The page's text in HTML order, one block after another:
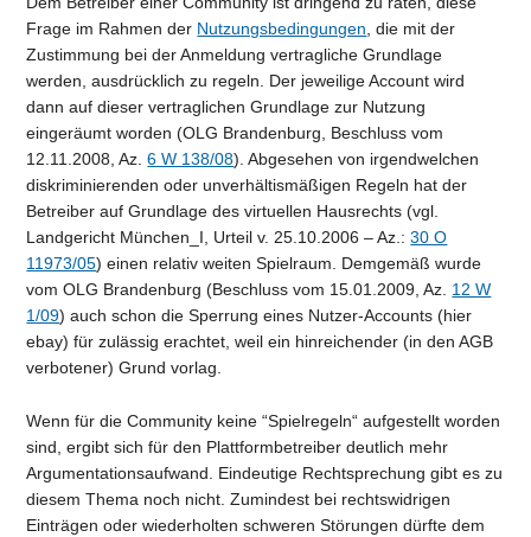
Frage im Rahmen der Nutzungsbedingungen , die mit der
Zustimmung bei der Anmeldung vertragliche Grundlage
werden, ausdrücklich zu regeln. Der jeweilige Account wird
dann auf dieser vertraglichen Grundlage zur Nutzung
eingeräumt worden (OLG Brandenburg, Beschluss vom
12.11.2008, Az.6 W 138/08). Abgesehen von irgendwelchen
diskriminierenden oder unverhältismäßigen Regeln hat der
Betreiber auf Grundlage des virtuellen Hausrechts (vgl.
Landgericht München_I, Urteil v. 25.10.2006 – Az.:30 O
11973/05) einen relativ weiten Spielraum. Demgemäß wurde
vom OLG Brandenburg (Beschluss vom 15.01.2009, Az. 12 W
1/09) auch schon die Sperrung eines Nutzer-Accounts (hier
ebay) für zulässig erachtet, weil ein hinreichender (in den AGB
verbotener) Grund vorlag.
Wenn für die Community keine “Spielregeln“ aufgestellt worden
sind, ergibt sich für den Plattformbetreiber deutlich mehr
Argumentationsaufwand. Eindeutige Rechtsprechung gibt es zu
diesem Thema noch nicht. Zumindest bei rechtswidrigen
Einträgen oder wiederholten schweren Störungen dürfte dem